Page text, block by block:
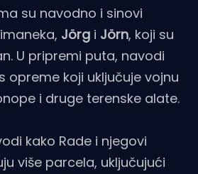
su navodno i sinovi
Jörg i Jörn, koji su
U pripremi puta, navodi
opreme koji uključuje vojnu
i druge terenske alate.
kako Rade i njegovi
više parcela, uključujući